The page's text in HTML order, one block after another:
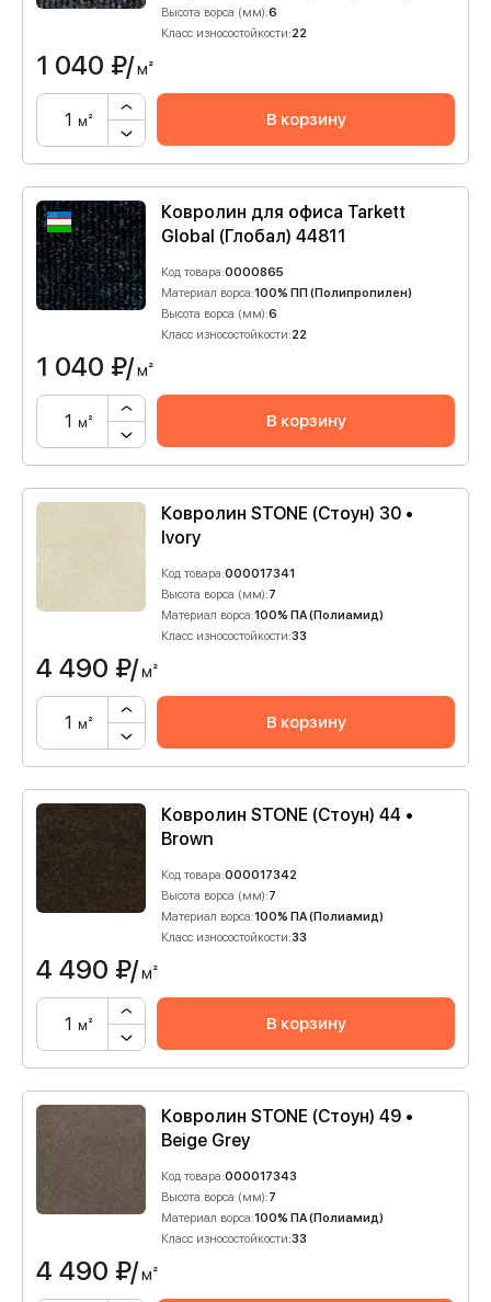
Высота ворса (мм):6
Класс износостойкости:22
1 040 ₽/м²
м² В корзину
Ковролин для офиса Tarkett
Global (Глобал) 44811
Код товара:0000865
Материал ворса:100% ПП (Полипропилен)
Высота ворса (мм):6
Класс износостойкости:22
1 040 ₽/м²
м² В корзину
Ковролин STONE (Стоун) 30 •
Ivory
Код товара:000017341
Высота ворса (мм):7
Материал ворса:100% ПА (Полиамид)
Класс износостойкости:33
4 490 ₽/м²
м² В корзину
Ковролин STONE (Стоун) 44 •
Brown
Код товара:000017342
Высота ворса (мм):7
Материал ворса:100% ПА (Полиамид)
Класс износостойкости:33
4 490 ₽/м²
м² В корзину
Ковролин STONE (Стоун) 49 •
Beige Grey
Код товара:000017343
Высота ворса (мм):7
Материал ворса:100% ПА (Полиамид)
Класс износостойкости:33
4 490 ₽/м²